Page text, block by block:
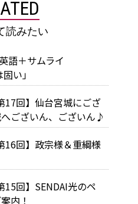
読みたい
語＋サムライ
い」
17回】仙台宮城にござ
ございん、ございん♪
16回】政宗様＆重綱様
15回】SENDAI光のペ
内！